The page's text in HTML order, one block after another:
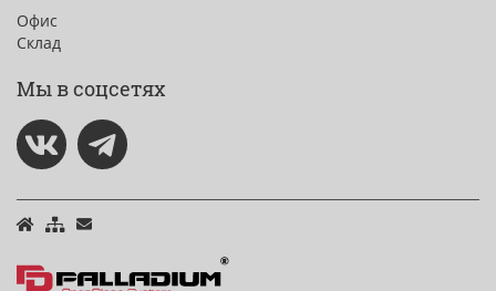
Офис
Склад
Мы в соцсетях